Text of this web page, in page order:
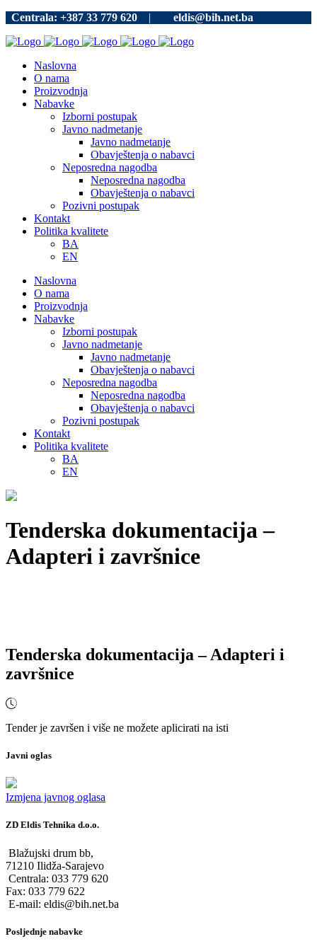
Centrala: +387 33 779 620 | eldis@bih.net.ba
Naslovna
O nama
Proizvodnja
Nabavke
Izborni postupak
Javno nadmetanje
Javno nadmetanje
Obavještenja o nabavci
Neposredna nagodba
Neposredna nagodba
Obavještenja o nabavci
Pozivni postupak
Kontakt
Politika kvalitete
BA
EN
Naslovna
O nama
Proizvodnja
Nabavke
Izborni postupak
Javno nadmetanje
Javno nadmetanje
Obavještenja o nabavci
Neposredna nagodba
Neposredna nagodba
Obavještenja o nabavci
Pozivni postupak
Kontakt
Politika kvalitete
BA
EN
Tenderska dokumentacija –
Adapteri i završnice
Tenderska dokumentacija – Adapteri i
završnice
Tender je završen i više ne možete aplicirati na isti
Javni oglas
Izmjena javnog oglasa
ZD Eldis Tehnika d.o.o.
Blažujski drum bb,
71210 Ilidža-Sarajevo
Centrala: 033 779 620
Fax: 033 779 622
E-mail: eldis@bih.net.ba
Posljednje nabavke